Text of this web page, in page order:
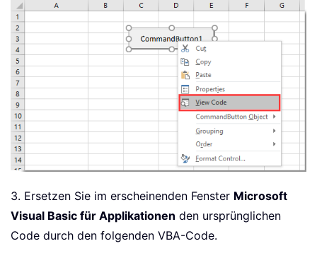
3. Ersetzen Sie im erscheinenden Fenster Microsoft
Visual Basic für Applikationen den ursprünglichen
Code durch den folgenden VBA-Code.